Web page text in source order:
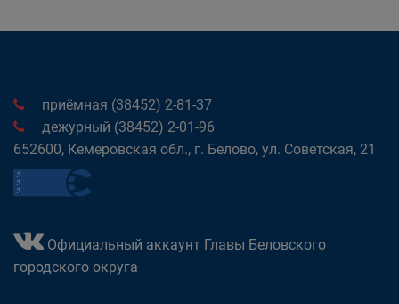
приёмная (38452) 2-81-37
дежурный (38452) 2-01-96
652600, Кемеровская обл., г. Белово, ул. Советская, 21
Официальный аккаунт Главы Беловского
городского округа